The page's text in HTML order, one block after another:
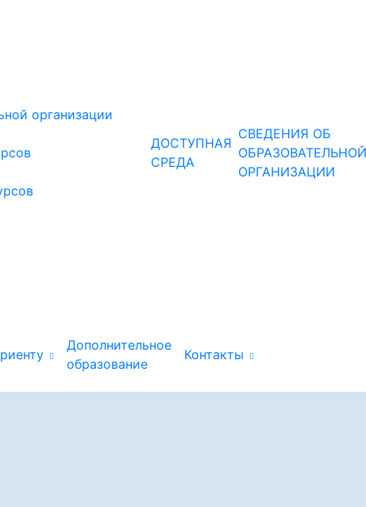
организации
ДОСТУПНАЯ
СРЕДА
СВЕДЕНИЯ ОБ
ОБРАЗОВАТЕЛЬНОЙ
ОРГАНИЗАЦИИ
Дополнительное
образование
Контакты